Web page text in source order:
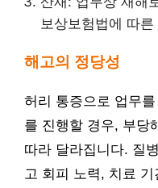
보상보험법에 따
해고의 정당성
허리 통증으로 업무
를 진행할 경우, 부당
따라 달라집니다. 질
고 회피 노력, 치료